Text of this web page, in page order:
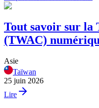
Tout savoir sur
(TWAC)
Asie
Taïwan
25 juin 2026
Lire